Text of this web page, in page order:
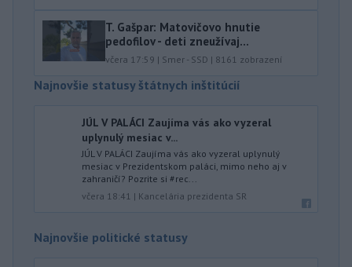
T. Gašpar: Matovičovo hnutie
pedofilov - deti zneužívaj...
včera 17:59 | Smer - SSD | 8161 zobrazení
Najnovšie statusy štátnych inštitúcií
JÚL V PALÁCI Zaujíma vás ako vyzeral
uplynulý mesiac v...
JÚL V PALÁCI Zaujíma vás ako vyzeral uplynulý
mesiac v Prezidentskom paláci, mimo neho aj v
zahraničí? Pozrite si #rec...
včera 18:41 | Kancelária prezidenta SR
Najnovšie politické statusy